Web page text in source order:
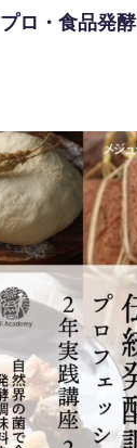
プロ・食品発酵